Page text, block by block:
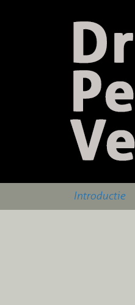
Introductie